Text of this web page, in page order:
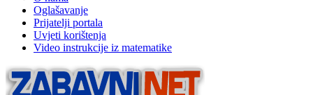
Oglašavanje
Prijatelji portala
Uvjeti korištenja
Video instrukcije iz matematike